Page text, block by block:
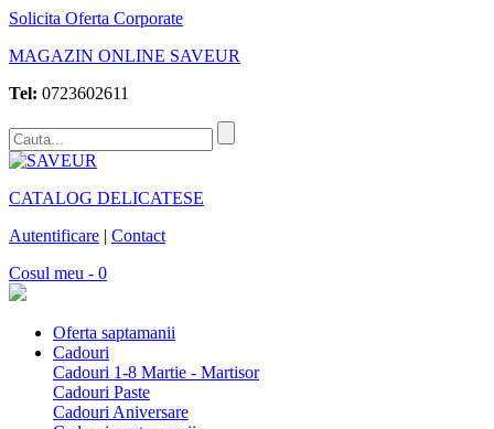
Solicita Oferta Corporate
MAGAZIN ONLINE SAVEUR
Tel: 0723602611
CATALOG DELICATESE
Autentificare | Contact
Cosul meu - 0
Oferta saptamanii
Cadouri
Cadouri 1-8 Martie - Martisor
Cadouri Paste
Cadouri Aniversare